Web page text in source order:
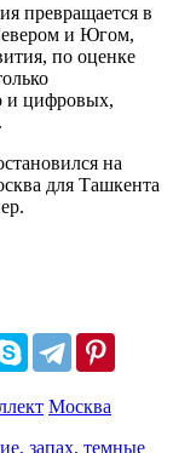
превращается в
и Югом,
по оценке
и цифровых,
на
для Ташкента
Москва
запах, темные